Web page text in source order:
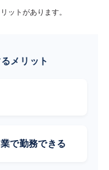
ットがあります。
メリット
で勤務できる